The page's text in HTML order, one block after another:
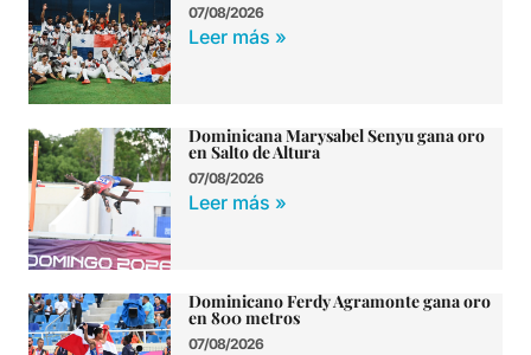
07/08/2026
Leer más »
Dominicana Marysabel Senyu gana oro
en Salto de Altura
07/08/2026
Leer más »
Dominicano Ferdy Agramonte gana oro
en 800 metros
07/08/2026